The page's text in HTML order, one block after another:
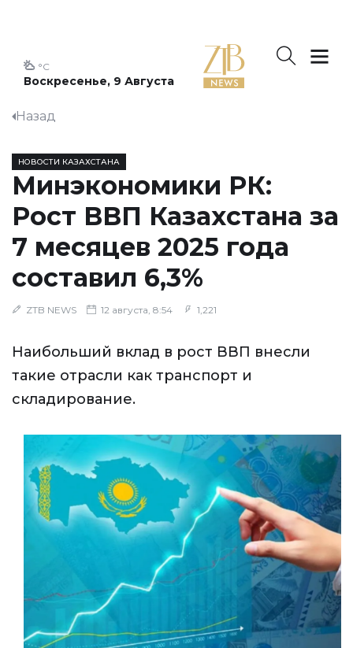
Воскресенье, 9 Августа
°C
Назад
НОВОСТИ КАЗАХСТАНА
Минэкономики РК:
Рост ВВП Казахстана за
7 месяцев 2025 года
составил 6,3%
ZTB NEWS 12 августа, 8:54 1,221
Наибольший вклад в рост ВВП внесли
такие отрасли как транспорт и
складирование.